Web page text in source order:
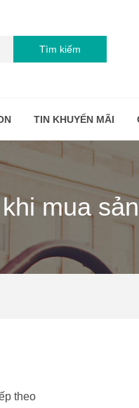
Tìm kiếm
TIN KHUYẾN MÃI
mua
theo